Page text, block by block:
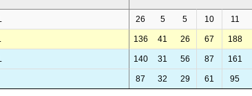
26 5 5 10 11
136 41 26 67 188
140 31 56 87 161
87 32 29 61 95